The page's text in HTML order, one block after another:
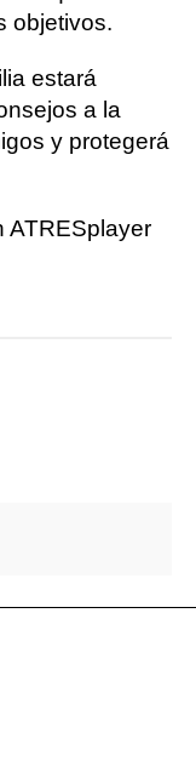
objetivos.
estará
a la
y protegerá
ATRESplayer